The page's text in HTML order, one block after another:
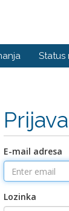
Status
Prijava
E-mail adresa
Lozinka